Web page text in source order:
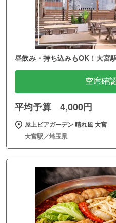
昼飲み・持ち込みもOK！大宮
空席確
平均予算 4,000円
屋上ビアガーデン 晴れ風 大宮
大宮駅／埼玉県